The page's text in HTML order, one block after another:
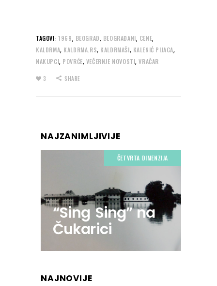
TAGOVI: 1969, BEOGRAD, BEOGRAĐANI, CENE,
KALDRMA, KALDRMA.RS, KALDRMAŠI, KALENIĆ PIJACA,
NAKUPCI, POVRĆE, VEČERNJE NOVOSTI,VRAČAR
3 SHARE
NAJZANIMLJIVIJE
ČETVRTA DIMENZIJA
“Sing Sing” na
Čukarici
NAJNOVIJE